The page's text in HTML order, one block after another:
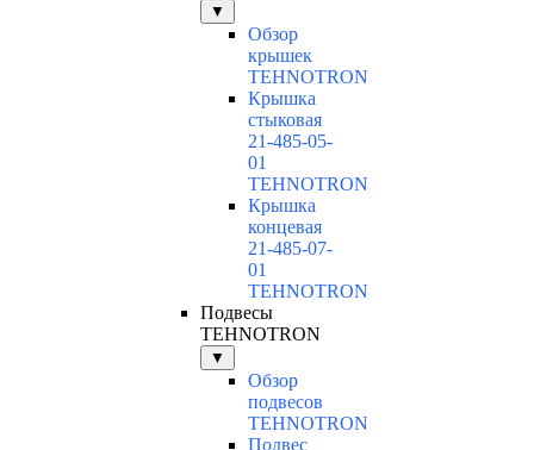
▼
Обзор
крышек
TEHNOTRON
Крышка
стыковая
21-485-05-
01
TEHNOTRON
Крышка
концевая
21-485-07-
01
TEHNOTRON
Подвесы
TEHNOTRON
▼
Обзор
подвесов
TEHNOTRON
Подвес